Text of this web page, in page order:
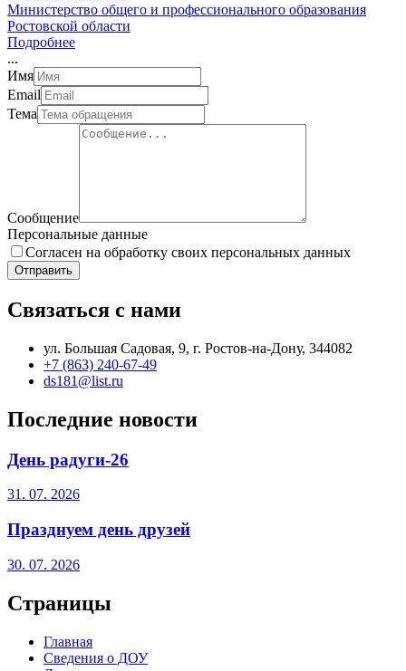
Министерство общего и профессионального образования
Ростовской области
Подробнее
...
Имя
Email
Тема
Сообщение
Персональные данные
Согласен на обработку своих персональных данных
Отправить
Связаться с нами
ул. Большая Садовая, 9, г. Ростов-на-Дону, 344082
+7 (863) 240-67-49
ds181@list.ru
Последние новости
День радуги-26
31. 07. 2026
Празднуем день друзей
30. 07. 2026
Страницы
Главная
Сведения о ДОУ